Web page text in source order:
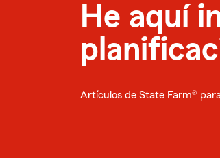
He aquí
Artículos de State Farm®